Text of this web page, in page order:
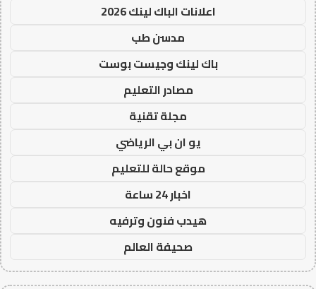
اعلانات الباك لينك 2026
مدسن طب
باك لينك وجيست بوست
مصادر التعليم
مجلة تقنية
يو ان بي الرياضي
موقع حالة للتعليم
اخبار 24 ساعة
هيدب فنون وترفيه
صحيفة العالم